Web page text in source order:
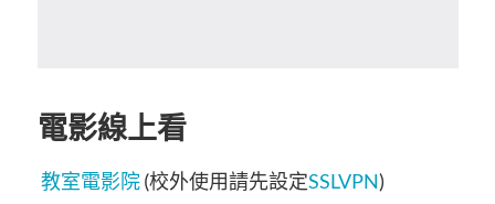
電影線上看
教室電影院(校外使用請先設定SSLVPN)